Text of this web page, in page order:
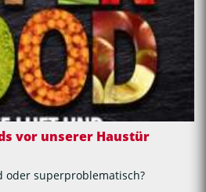
vor unserer Haustür
oder superproblematisch?